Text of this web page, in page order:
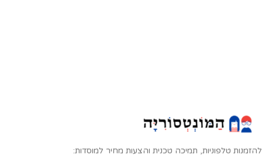
להזמנות טלפוניות, תמיכה טכנית והצעות מחיר למוסדות: